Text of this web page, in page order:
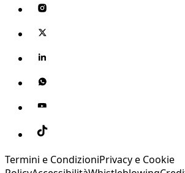
Termini e CondizioniPrivacy e Cookie